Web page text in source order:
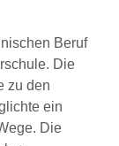
Beruf
Die
zu den
ein
Die